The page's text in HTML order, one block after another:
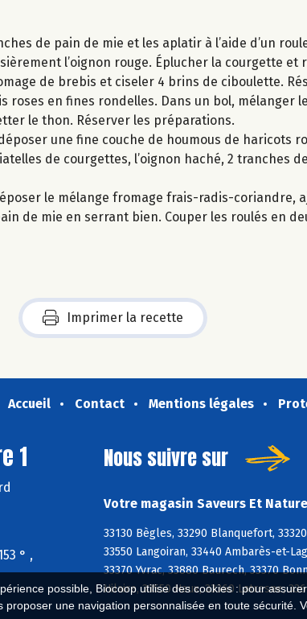
possible, Biocoop utilise des cookies : pour
proposer une navigation personnalisée en toute sécurité.
de pain de mie et les aplatir à l’aide d’un
l’oignon rouge. Éplucher la courgette et
de brebis et ciseler 4 brins de ciboulette.
roses en fines rondelles. Dans un bol, mélanger
le thon. Réserver les préparations.
une fine couche de houmous de haricots
de courgettes, l’oignon haché, 2 tranches
le mélange fromage frais-radis-coriandre,
de mie en serrant bien. Couper les roulés en
Imprimer la recette
Accueil Contact Mentions légales
1
° ,
Nous suivre sur
Votre magasin Saveurs Et
33130 Bègles, 33290 Blanquefort,
33550 Langoiran, 33440 Ambarès-et-
33370 Yvrac, 33880 Baurech, 33370
Hilaire, 33550 Haux, 33360 Latresne,